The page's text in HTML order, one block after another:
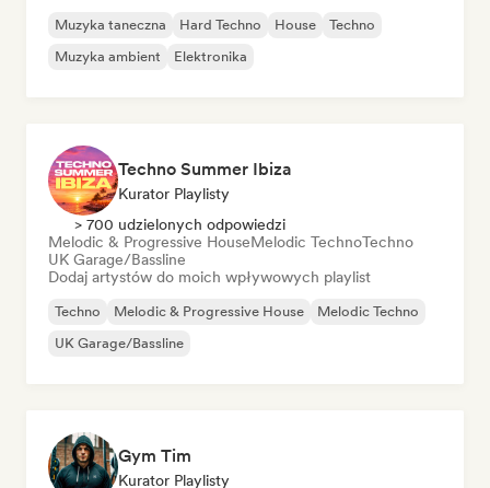
Muzyka taneczna Hard Techno House
Techno
Muzyka ambient
Elektronika
Techno Summer Ibiza
Kurator Playlisty
> 700 udzielonych odpowiedzi
Melodic & Progressive HouseMelodic TechnoTechno
UK Garage/Bassline
Dodaj artystów do moich wpływowych playlist
Techno Melodic & Progressive House
Melodic Techno
UK Garage/Bassline
Gym Tim
Kurator Playlisty